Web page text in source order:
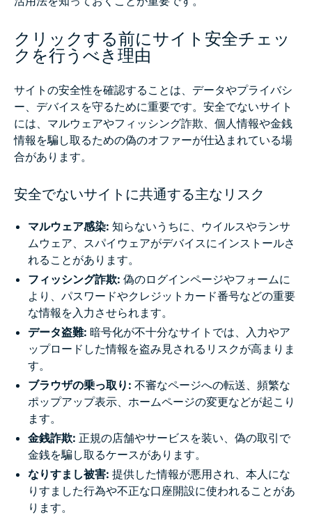
クリックする前にサイト安全チェッ
クを行うべき理由
サイトの安全性を確認することは、データやプライバシ
ー、デバイスを守るために重要です。安全でないサイト
には、マルウェアやフィッシング詐欺、個人情報や金銭
情報を騙し取るための偽のオファーが仕込まれている場
合があります。
安全でないサイトに共通する主なリスク
マルウェア感染: 知らないうちに、ウイルスやランサ
ムウェア、スパイウェアがデバイスにインストールさ
れることがあります。
フィッシング詐欺: 偽のログインページやフォームに
より、パスワードやクレジットカード番号などの重要
な情報を入力させられます。
データ盗難: 暗号化が不十分なサイトでは、入力やア
ップロードした情報を盗み見されるリスクが高まりま
す。
ブラウザの乗っ取り: 不審なページへの転送、頻繁な
ポップアップ表示、ホームページの変更などが起こり
ます。
金銭詐欺: 正規の店舗やサービスを装い、偽の取引で
金銭を騙し取るケースがあります。
なりすまし被害: 提供した情報が悪用され、本人にな
りすました行為や不正な口座開設に使われることがあ
ります。